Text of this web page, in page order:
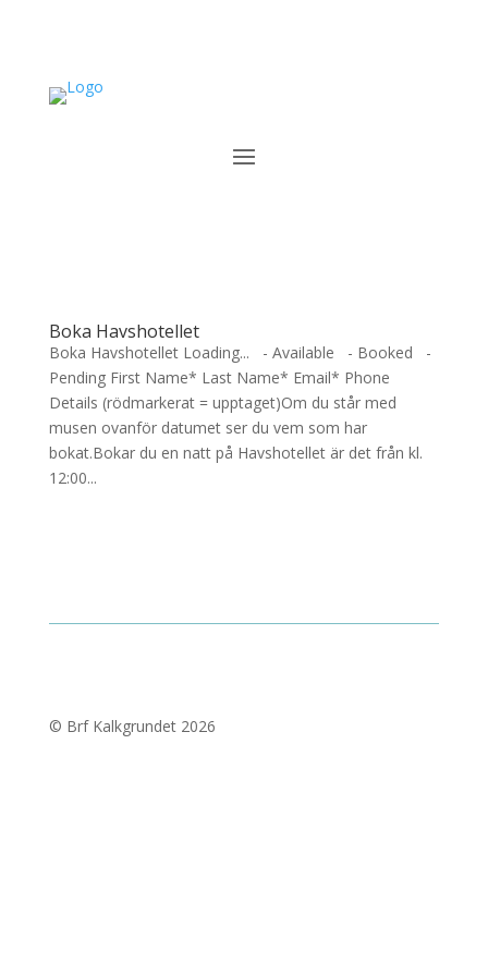
Boka Havshotellet
Boka Havshotellet Loading... - Available - Booked -
Pending First Name* Last Name* Email* Phone
Details (rödmarkerat = upptaget)Om du står med
musen ovanför datumet ser du vem som har
bokat.Bokar du en natt på Havshotellet är det från kl.
12:00...
© Brf Kalkgrundet 2026